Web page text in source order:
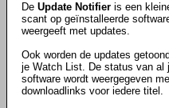
De Update Notifier is een
scant op geïnstalleerde
weergeeft met updates.
Ook worden de updates
je Watch List. De status van al
software wordt weergegeven
downloadlinks voor iedere titel.